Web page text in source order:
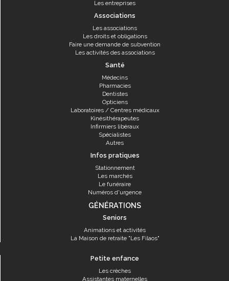
Les entreprises
Associations
Les associations
Les droits et obligations
Faire une demande de subvention
Les activités des associations
Santé
Médecins
Pharmacies
Dentistes
Opticiens
Laboratoires / Centres médicaux
Kinésithérapeutes
Infirmiers libéraux
Spécialistes
Autres
Infos pratiques
Stationnement
Les marchés
Le funéraire
Numéros d'urgence
GÉNÉRATIONS
Seniors
Animations et activités
La Maison de retraite "Les Filaos"
Petite enfance
Les crèches
Assistantes maternelles